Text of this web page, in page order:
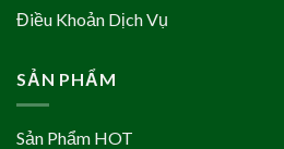
Điều Khoản Dịch Vụ
SẢN PHẨM
Sản Phẩm HOT